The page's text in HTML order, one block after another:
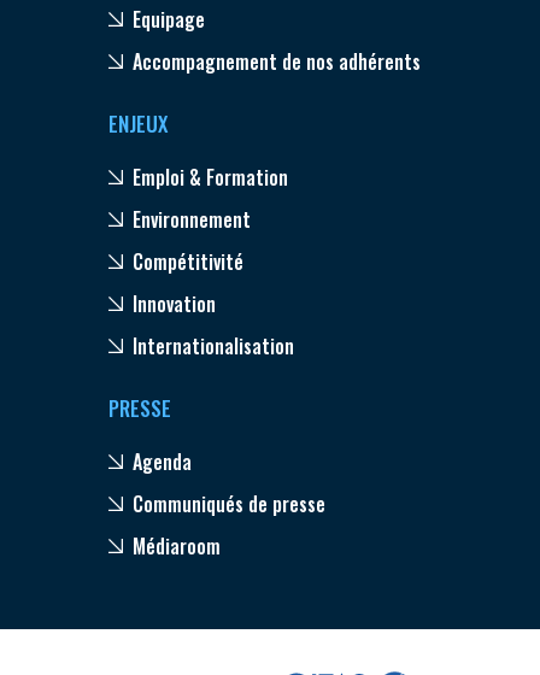
Equipage
Accompagnement de nos adhérents
ENJEUX
Emploi & Formation
Environnement
Compétitivité
Innovation
Internationalisation
PRESSE
Agenda
Communiqués de presse
Médiaroom